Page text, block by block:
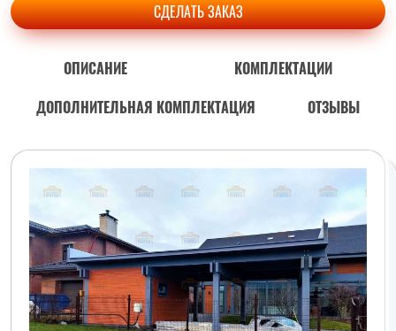
СДЕЛАТЬ ЗАКАЗ
ОПИСАНИЕ
КОМПЛЕКТАЦИИ
ДОПОЛНИТЕЛЬНАЯ КОМПЛЕКТАЦИЯ
ОТЗЫВЫ